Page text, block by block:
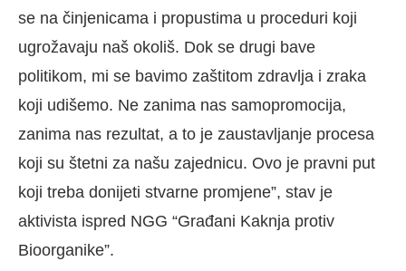
se na činjenicama i propustima u proceduri koji
ugrožavaju naš okoliš. Dok se drugi bave
politikom, mi se bavimo zaštitom zdravlja i zraka
koji udišemo. Ne zanima nas samopromocija,
zanima nas rezultat, a to je zaustavljanje procesa
koji su štetni za našu zajednicu. Ovo je pravni put
koji treba donijeti stvarne promjene”, stav je
aktivista ispred NGG “Građani Kaknja protiv
Bioorganike”.